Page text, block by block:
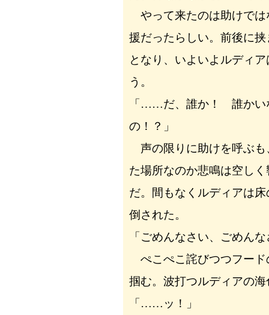
やって来たのは助けでは
援だったらしい。前後に
となり、いよいよルディ
う。
「……だ、誰か！ 誰かい
の！？」
声の限りに助けを呼ぶも
た場所なのか悲鳴は空し
だ。間もなくルディアは
倒された。
「ごめんなさい、ごめん
ぺこぺこ詫びつつフード
掴む。波打つルディアの
「……ッ！」